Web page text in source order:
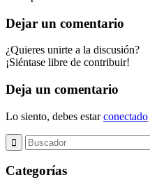
Dejar un comentario
¿Quieres unirte a la discusión?
¡Siéntase libre de contribuir!
Deja un comentario
Lo siento, debes estarconectado
Categorías